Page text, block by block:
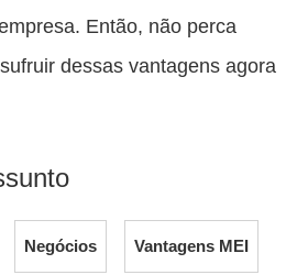
Então, não perca
dessas vantagens agora
Negócios Vantagens MEI